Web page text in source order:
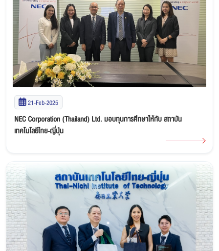
21-Feb-2025
NEC Corporation (Thailand) Ltd. มอบทุนการศึกษาให้กับ สถาบัน
เทคโนโลยีไทย-ญี่ปุ่น